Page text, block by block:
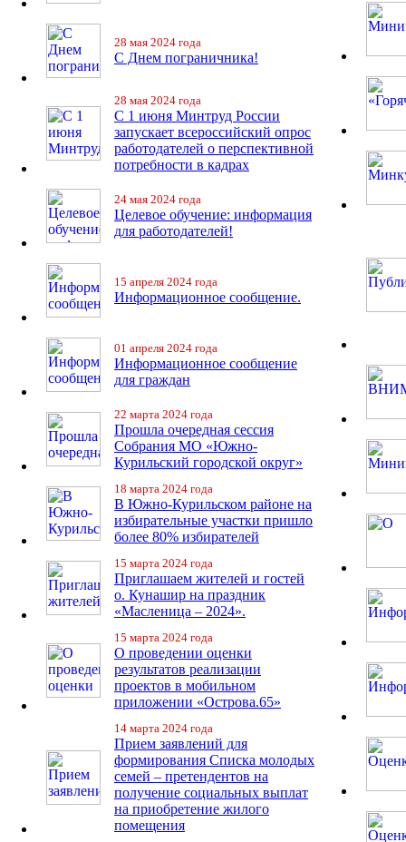
28 мая 2024 года
С Днем пограничника!
28 мая 2024 года
С 1 июня Минтруд России
запускает всероссийский опрос
работодателей о перспективной
потребности в кадрах
24 мая 2024 года
Целевое обучение: информация
для работодателей!
15 апреля 2024 года
Информационное сообщение.
01 апреля 2024 года
Информационное сообщение
для граждан
22 марта 2024 года
Прошла очередная сессия
Собрания МО «Южно-
Курильский городской округ»
18 марта 2024 года
В Южно-Курильском районе на
избирательные участки пришло
более 80% избирателей
15 марта 2024 года
Приглашаем жителей и гостей
о. Кунашир на праздник
«Масленица – 2024».
15 марта 2024 года
О проведении оценки
результатов реализации
проектов в мобильном
приложении «Острова.65»
14 марта 2024 года
Прием заявлений для
формирования Списка молодых
семей – претендентов на
получение социальных выплат
на приобретение жилого
помещения